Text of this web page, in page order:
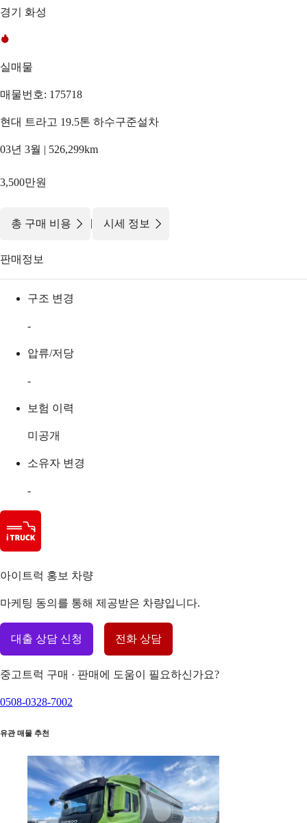
경기 화성
실매물
매물번호: 175718
현대 트라고 19.5톤 하수구준설차
03년 3월 | 526,299km
3,500만원
총 구매 비용 | 시세 정보
판매정보
구조 변경
-
압류/저당
-
보험 이력
미공개
소유자 변경
-
아이트럭 홍보 차량
마케팅 동의를 통해 제공받은 차량입니다.
대출 상담 신청 전화 상담
중고트럭 구매 · 판매에 도움이 필요하신가요?
0508-0328-7002
유관 매물 추천